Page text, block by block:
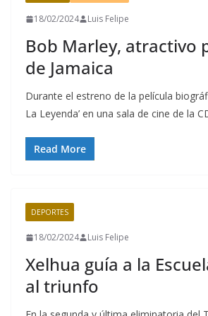
18/02/2024 Luis Felipe
Bob Marley, atractivo
de Jamaica
Durante el estreno de la película
La Leyenda’ en una sala de cine de la
Read More
DEPORTES
18/02/2024 Luis Felipe
Xelhua guía a la
al triunfo